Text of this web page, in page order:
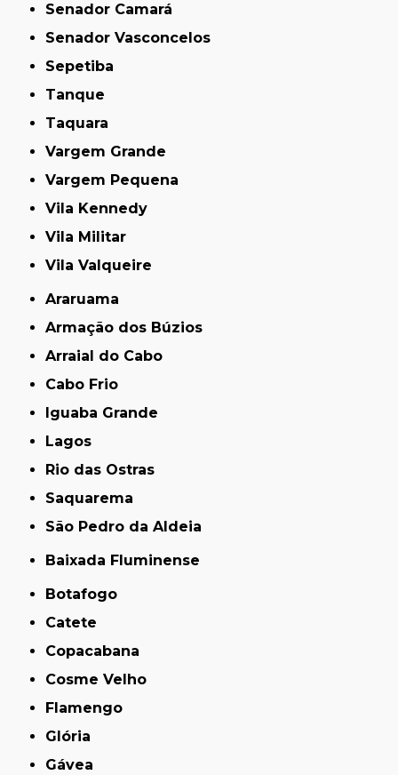
Senador Camará
Senador Vasconcelos
Sepetiba
Tanque
Taquara
Vargem Grande
Vargem Pequena
Vila Kennedy
Vila Militar
Vila Valqueire
Araruama
Armação dos Búzios
Arraial do Cabo
Cabo Frio
Iguaba Grande
Lagos
Rio das Ostras
Saquarema
São Pedro da Aldeia
Baixada Fluminense
Botafogo
Catete
Copacabana
Cosme Velho
Flamengo
Glória
Gávea